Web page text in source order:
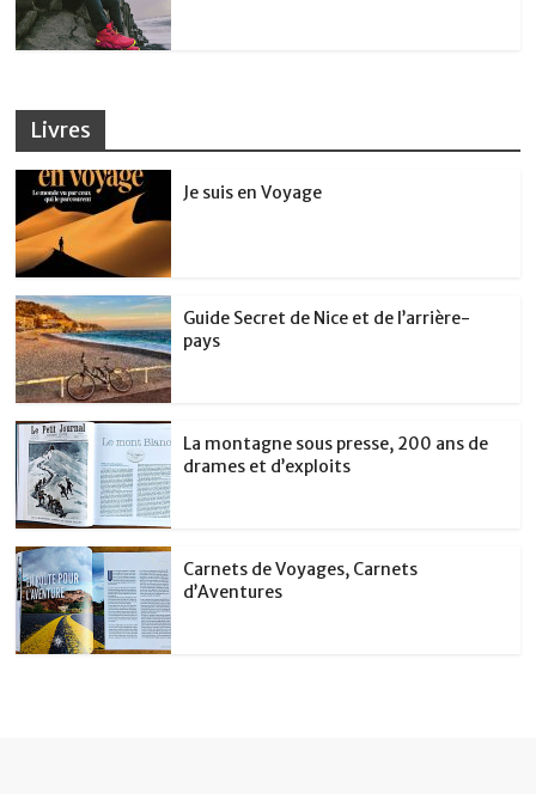
Livres
Je suis en Voyage
Guide Secret de Nice et de l’arrière-
pays
La montagne sous presse, 200 ans de
drames et d’exploits
Carnets de Voyages, Carnets
d’Aventures